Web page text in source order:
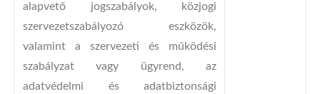
alapvető jogszabályok, közjogi
szervezetszabályozó eszközök,
valamint a szervezeti és működési
szabályzat vagy ügyrend, az
adatvédelmi és adatbiztonsági